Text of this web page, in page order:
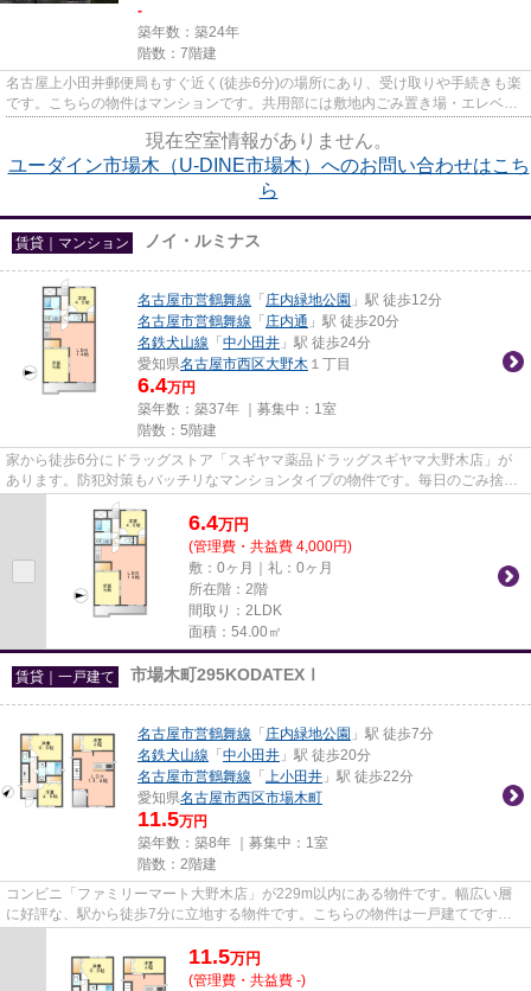
-
築年数：築24年
階数：7階建
名古屋上小田井郵便局もすぐ近く(徒歩6分)の場所にあり、受け取りや手続きも楽
です。こちらの物件はマンションです。共用部には敷地内ごみ置き場・エレベー
現在空室情報がありません。
ユーダイン市場木（U-DINE市場木）へのお問い合わせはこち
ら
賃貸｜マンション ノイ・ルミナス
名古屋市営鶴舞線 「 庄内緑地公園 」駅 徒歩12分
名古屋市営鶴舞線 「 庄内通 」駅 徒歩20分
名鉄犬山線 「 中小田井 」駅 徒歩24分
愛知県名古屋市西区大野木 １丁目
6.4万円
築年数：築37年 ｜募集中： 1室
階数：5階建
家から徒歩6分にドラッグストア「スギヤマ薬品ドラッグスギヤマ大野木店」が
あります。防犯対策もバッチリなマンションタイプの物件です。毎日のごみ捨て
が楽になる敷地内ごみ置き場。...
6.4万円
(管理費・共益費 4,000円)
敷：0ヶ月｜礼：0ヶ月
所在階：2階
間取り：2LDK
面積：54.00㎡
賃貸｜一戸建て 市場木町295KODATEXⅠ
名古屋市営鶴舞線 「 庄内緑地公園 」駅 徒歩7分
名鉄犬山線 「 中小田井 」駅 徒歩20分
名古屋市営鶴舞線 「 上小田井 」駅 徒歩22分
愛知県名古屋市西区市場木町
11.5万円
築年数：築8年 ｜募集中： 1室
階数：2階建
コンビニ「ファミリーマート大野木店」が229m以内にある物件です。幅広い層
に好評な、駅から徒歩7分に立地する物件です。こちらの物件は一戸建てです。
11.5万円
(管理費・共益費 -)